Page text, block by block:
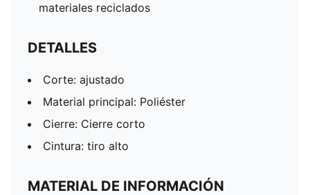
materiales reciclados
DETALLES
Corte: ajustado
Material principal: Poliéster
Cierre: Cierre corto
Cintura: tiro alto
MATERIAL DE INFORMACIÓN